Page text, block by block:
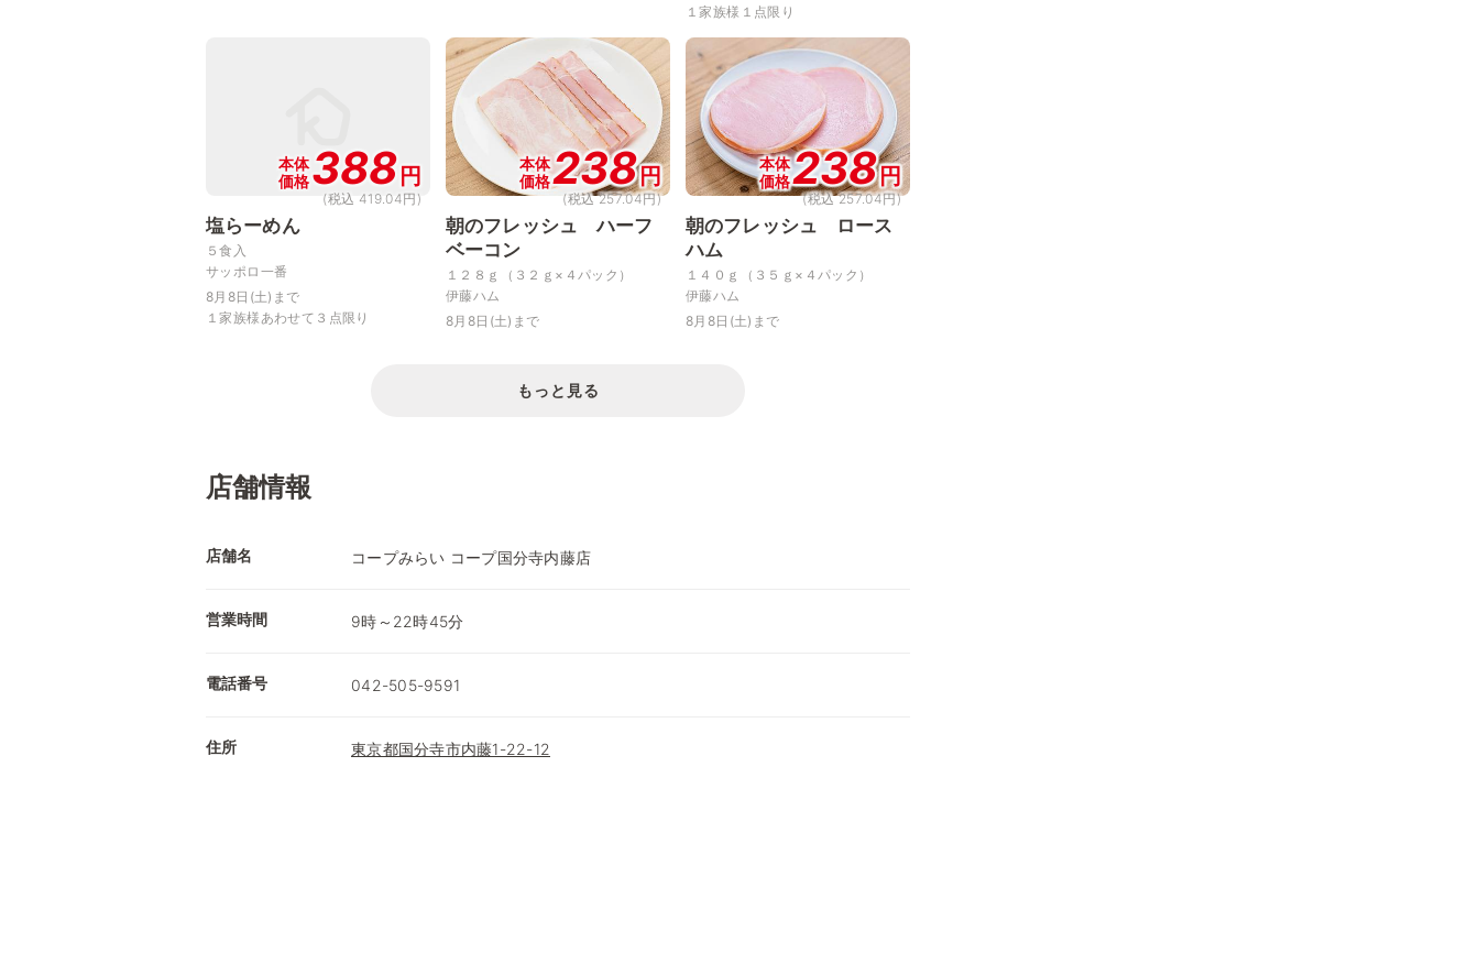
１家族様１点限り
本体
価格388 円
(税込 419.04円)
塩らーめん
５食入
サッポロ一番
8月8日(土)まで
１家族様あわせて３点限り
本体
価格238 円
(税込 257.04円)
朝のフレッシュ ハーフ
ベーコン
１２８ｇ（３２ｇ×４パック）
伊藤ハム
8月8日(土)まで
本体
価格238 円
(税込 257.04円)
朝のフレッシュ ロース
ハム
１４０ｇ（３５ｇ×４パック）
伊藤ハム
8月8日(土)まで
もっと見る
店舗情報
店舗名 コープみらい コープ国分寺内藤店
営業時間 9時～22時45分
電話番号 042-505-9591
住所 東京都国分寺市内藤1-22-12